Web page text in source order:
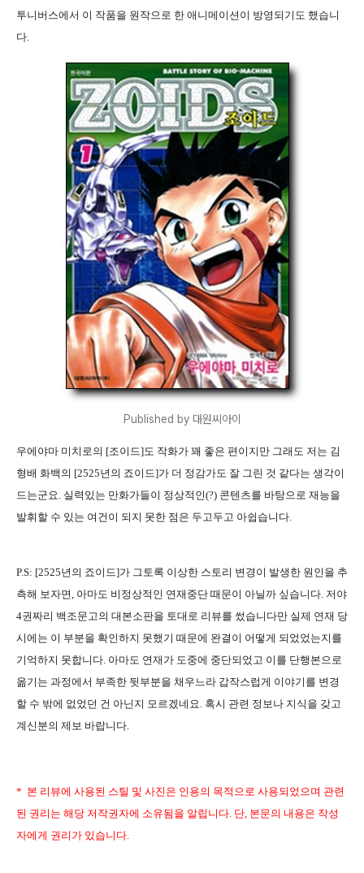
투니버스에서 이 작품을 원작으로 한 애니메이션이 방영되기도 했습니
다
Published by 대원씨아이
우에야마 미치로의 [조이드]도 작화가 꽤 좋은 편이지만 그래도 저는 김
형배 화백의 [2525년의 죠이드]가 더 정감가도 잘 그린 것 같다는 생각이
드는군요. 실력있는 만화가들이 정상적인(?) 콘텐츠를 바탕으로 재능을
발휘할 수 있는 여건이 되지 못한 점은 두고두고 아쉽습니다.
P.S: [2525년의 죠이드]가 그토록 이상한 스토리 변경이 발생한 원인을 추
측해 보자면, 아마도 비정상적인 연재중단 때문이 아닐까 싶습니다. 저야
4권짜리 백조문고의 대본소판을 토대로 리뷰를 썼습니다만 실제 연재 당
시에는 이 부분을 확인하지 못했기 때문에 완결이 어떻게 되었었는지를
기억하지 못합니다. 아마도 연재가 도중에 중단되었고 이를 단행본으로
옮기는 과정에서 부족한 뒷부분을 채우느라 갑작스럽게 이야기를 변경
할 수 밖에 없었던 건 아닌지 모르겠네요. 혹시 관련 정보나 지식을 갖고
계신분의 제보 바랍니다.
* 본 리뷰에 사용된 스틸 및 사진은 인용의 목적으로 사용되었으며 관련
된 권리는 해당 저작권자에 소유됨을 알립니다. 단, 본문의 내용은 작성
자에게 권리가 있습니다.